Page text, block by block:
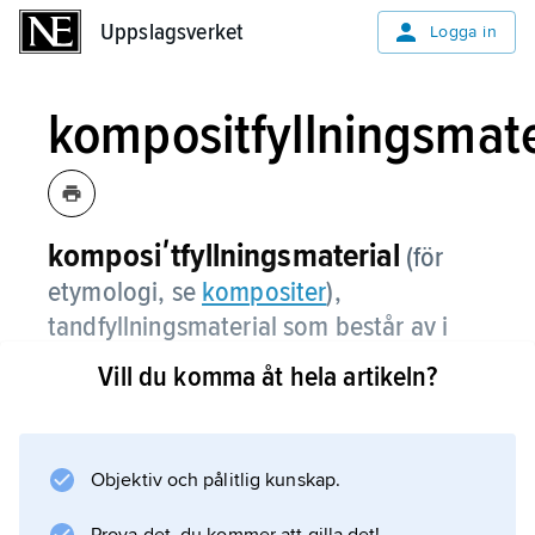
Uppslagsverket Logga in
komposiʹtfyllningsmaterial (för
etymologi, se kompositer),
tandfyllningsmaterial som består av i
huvudsak fyllmedel av
kiseldioxidpartiklar i en matris av
Härdningen sker antingen enligt
Vill du komma åt hela artikeln?
Objektiv och pålitlig kunskap.